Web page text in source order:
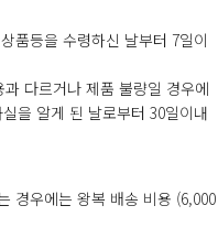
품등을 수령하신 날부터 7일이
다르거나 제품 불량일 경우에
을 알게 된 날로부터 30일이내
경우에는 왕복 배송 비용 (6,000